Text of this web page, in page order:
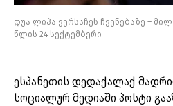
დუა ლიპა ვერსაჩეს ჩვენებაზე –
წლის 24 სექტემბერი
ესპანეთის დედაქალაქ
სოციალურ მედიაში პოსტი